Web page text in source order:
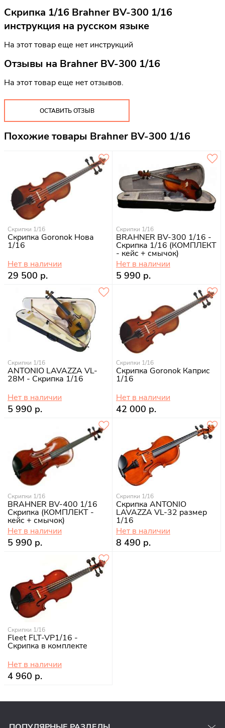
Скрипка 1/16 Brahner BV-300 1/16
инструкция на русском языке
На этот товар еще нет инструкций
Отзывы на Brahner BV-300 1/16
На этот товар еще нет отзывов.
ОСТАВИТЬ ОТЗЫВ
Похожие товары Brahner BV-300 1/16
Скрипки 1/16
Скрипка Goronok Нова
1/16
Нет в наличии
29 500 р.
Скрипки 1/16
BRAHNER BV-300 1/16 -
Скрипка 1/16 (КОМПЛЕКТ
- кейс + смычок)
Нет в наличии
5 990 р.
Скрипки 1/16
ANTONIO LAVAZZA VL-
28M - Скрипка 1/16
Нет в наличии
5 990 р.
Скрипки 1/16
Скрипка Goronok Каприс
1/16
Нет в наличии
42 000 р.
Скрипки 1/16
BRAHNER BV-400 1/16
Скрипка (КОМПЛЕКТ -
кейс + смычок)
Нет в наличии
5 990 р.
Скрипки 1/16
Скрипка ANTONIO
LAVAZZA VL-32 размер
1/16
Нет в наличии
8 490 р.
Скрипки 1/16
Fleet FLT-VP1/16 -
Скрипка в комплекте
Нет в наличии
4 960 р.